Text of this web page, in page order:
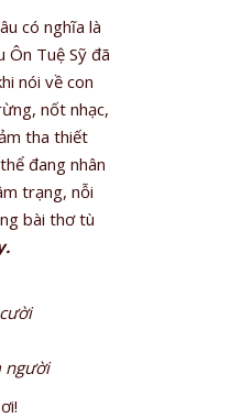
có nghĩa là
Ôn Tuệ Sỹ đã
nói về con
nốt nhạc,
tha thiết
đang nhân
trạng, nỗi
bài thơ tù
người